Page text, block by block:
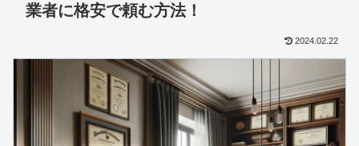
業者に格安で頼む方法！
2024.02.22